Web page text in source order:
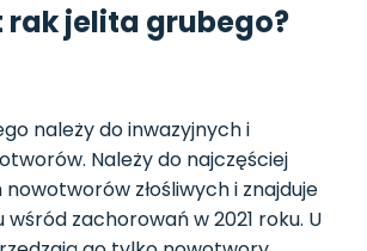
rak jelita grubego?
należy do inwazyjnych i
Należy do najczęściej
złośliwych i znajduje
wśród zachorowań w 2021 roku. U